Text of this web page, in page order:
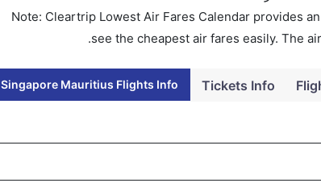
Note: Cleartrip Lowest Air Fares Calendar provides
see the cheapest air fares easily. The
Singapore Mauritius Flights Info Tickets Info